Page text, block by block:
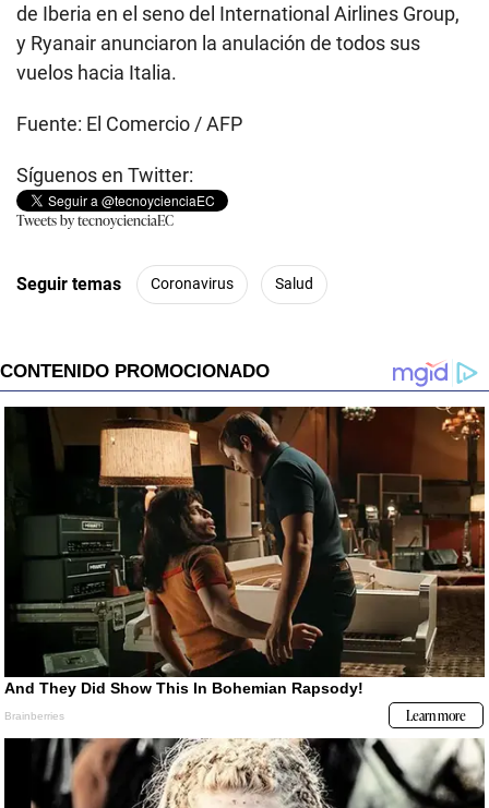
de Iberia en el seno del International Airlines Group,
y Ryanair anunciaron la anulación de todos sus
vuelos hacia Italia.
Fuente: El Comercio / AFP
Síguenos en Twitter:
Tweets by tecnoycienciaEC
Seguir temas Coronavirus Salud